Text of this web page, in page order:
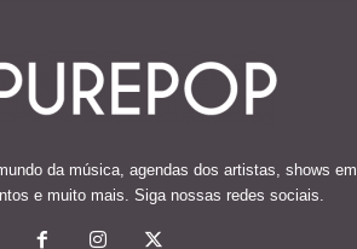
da música, agendas dos artistas, shows em
e muito mais. Siga nossas redes sociais.